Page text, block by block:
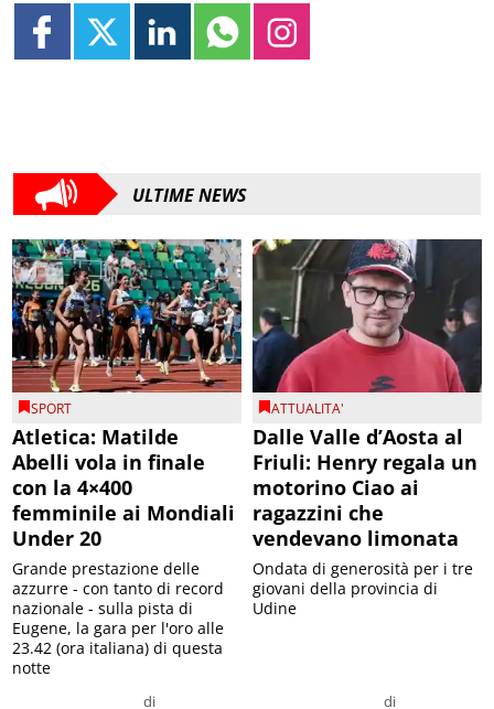
ULTIME NEWS
SPORT
Atletica: Matilde
Abelli vola in finale
con la 4×400
femminile ai Mondiali
Under 20
di
Grande prestazione delle
azzurre - con tanto di record
nazionale - sulla pista di
Eugene, la gara per l'oro alle
23.42 (ora italiana) di questa
notte
ATTUALITA'
Dalle Valle d’Aosta al
Friuli: Henry regala un
motorino Ciao ai
ragazzini che
vendevano limonata
di
Ondata di generosità per i tre
giovani della provincia di
Udine